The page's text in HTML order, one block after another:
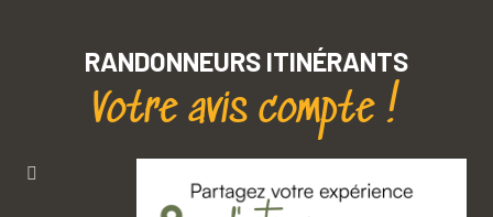
RANDONNEURS ITINÉRANTS
Votre avis compte !